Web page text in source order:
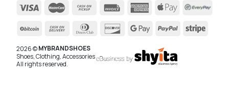
2026 ©MYBRANDSHOES
Shoes, Clothing, Accessories
All rights reserved.